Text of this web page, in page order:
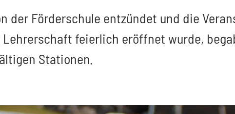
der Förderschule entzündet und die
feierlich eröffnet wurde,
Stationen.